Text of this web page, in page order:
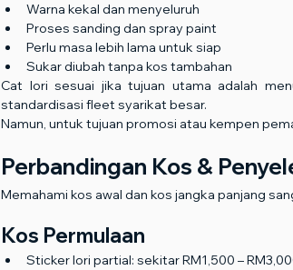
Warna kekal dan menyeluruh
Proses sanding dan spray paint
Perlu masa lebih lama untuk siap
Sukar diubah tanpa kos tambahan
Cat lori sesuai jika tujuan utama adalah
standardisasi fleet syarikat besar.
Namun, untuk tujuan promosi atau kempen
Perbandingan Kos &
Memahami kos awal dan kos jangka panjang
Kos Permulaan
Sticker lori partial: sekitar RM1,500 –